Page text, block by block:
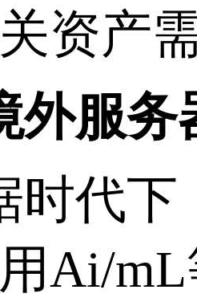
资产
外服务
时代
Ai/